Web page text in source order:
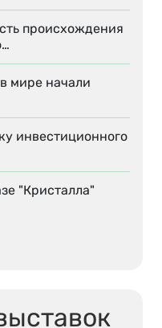
происхождения
мире начали
инвестиционного
"Кристалла"